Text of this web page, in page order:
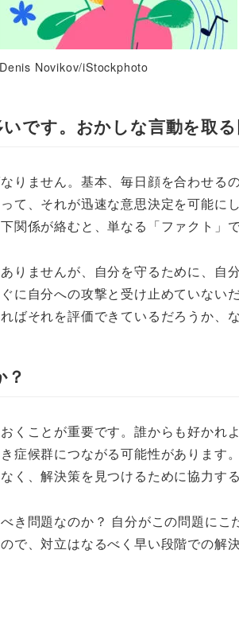
Denis Novikov/iStockphoto
です。おかしな言動を取
りません。基本、毎日顔を合わせ
て、それが迅速な意思決定を可能に
係が絡むと、単なる「ファクト」
ませんが、自分を守るために、自
に自分への攻撃と受け止めていな
ばそれを評価できているだろうか、
くことが重要です。誰からも好か
症候群につながる可能性がありま
、解決策を見つけるために協力す
き問題なのか？ 自分がこの問題に
、対立はなるべく早い段階での解